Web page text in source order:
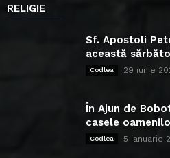
RELIGIE
Sf. Apostoli
această
Codlea 29 iunie
În Ajun de
casele
Codlea 5 ianuarie